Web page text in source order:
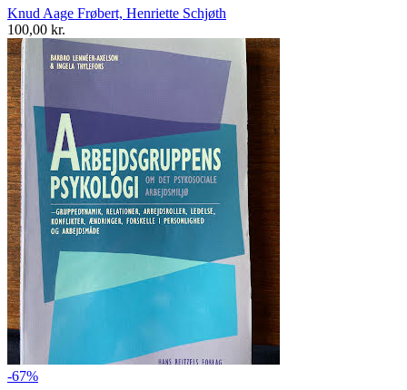
Knud Aage Frøbert, Henriette Schjøth
100,00 kr.
-67%